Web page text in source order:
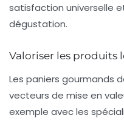
satisfaction universelle
dégustation.
Valoriser les produits
Les paniers gourmands
vecteurs de mise en
exemple avec les